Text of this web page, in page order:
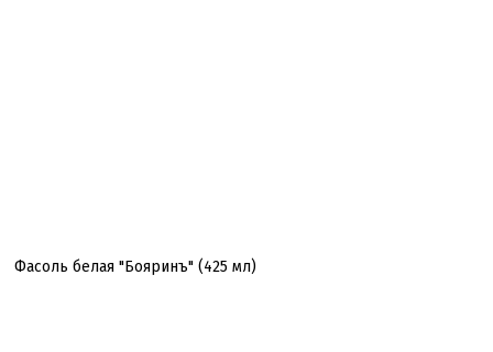
Фасоль белая "Бояринъ" (425 мл)